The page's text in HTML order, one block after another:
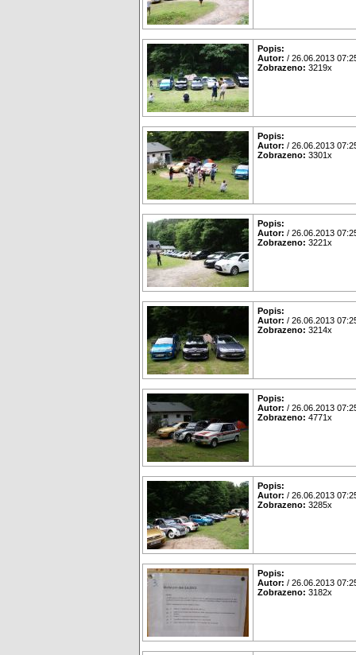
Popis:
Autor: / 26.06.2013
Zobrazeno: 3219x
Popis:
Autor: / 26.06.2013
Zobrazeno: 3301x
Popis:
Autor: / 26.06.2013
Zobrazeno: 3221x
Popis:
Autor: / 26.06.2013
Zobrazeno: 3214x
Popis:
Autor: / 26.06.2013
Zobrazeno: 4771x
Popis:
Autor: / 26.06.2013
Zobrazeno: 3285x
Popis:
Autor: / 26.06.2013
Zobrazeno: 3182x